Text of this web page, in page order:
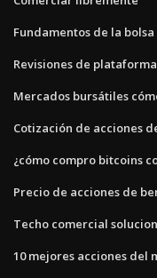
Fundamentos de la
Revisiones de
Mercados bursátiles
Cotización de acciones
¿cómo compro bitcoins
Precio de acciones de
Techo comercial
10 mejores acciones del